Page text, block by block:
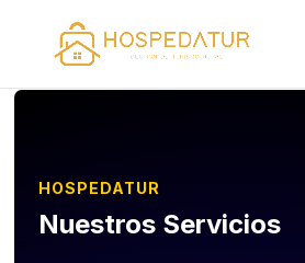
HOSPEDATUR
Nuestros Servicios